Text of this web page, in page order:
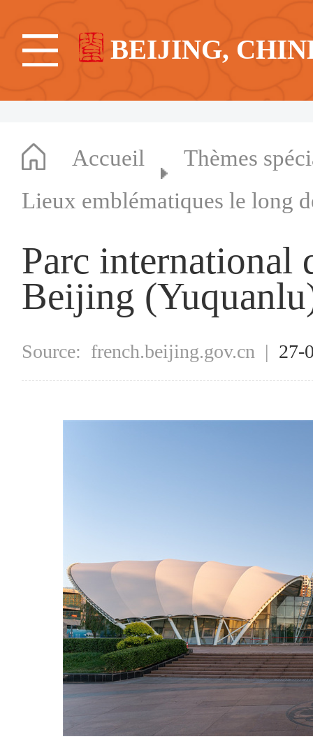
BEIJING,
Accueil
Thèmes
Lieux emblématiques le long
Parc international
Beijing
Source: french.beijing.gov.cn | 27-